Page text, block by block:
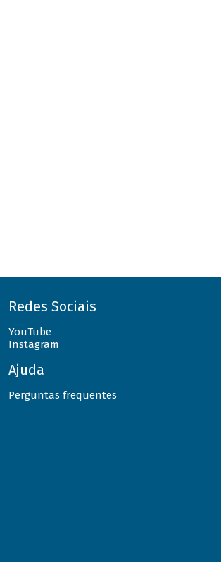
Redes Sociais
YouTube
Instagram
Ajuda
Perguntas frequentes